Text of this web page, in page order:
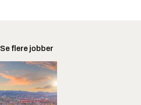
Se flere jobber